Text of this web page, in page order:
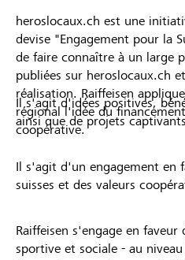
heroslocaux.ch est une
devise "Engagement pour la
de faire connaître à un large
publiées sur heroslocaux.ch
réalisation. Raiffeisen
régional l'idée du
coopérative.
Il s'agit d'idées positives,
ainsi que de projets
Il s'agit d'un engagement en
suisses et des valeurs
Raiffeisen s'engage en
sportive et sociale - au